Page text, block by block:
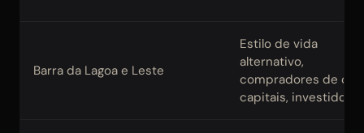
Barra da Lagoa e Leste
Estilo de vida
alternativo,
compradores de
capitais, investidores